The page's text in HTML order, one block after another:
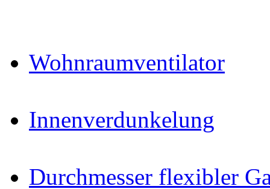
Wohnraumventilator
Innenverdunkelung
Durchmesser flexibler